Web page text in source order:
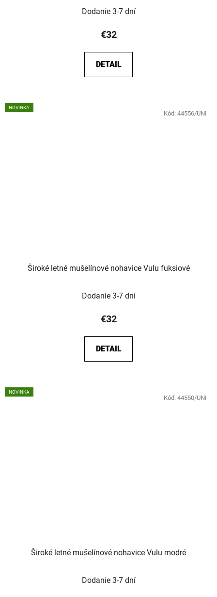
Dodanie 3-7 dní
€32
DETAIL
NOVINKA
Široké letné mušelínové nohavice Vulu fuksiové
Dodanie 3-7 dní
€32
DETAIL
Kód: 44556/UNI
NOVINKA
Široké letné mušelínové nohavice Vulu modré
Dodanie 3-7 dní
Kód: 44550/UNI